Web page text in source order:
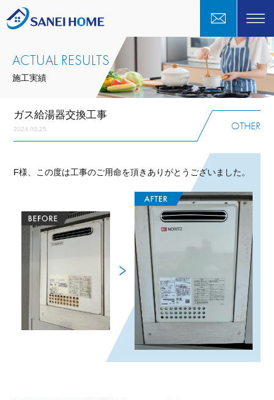
ACTUAL RESULTS
施工実績
OTHER
ガス給湯器交換工事
2024.03.25
F様、この度は工事のご用命を頂きありがとうございました。